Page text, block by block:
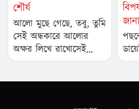
শৌর্য
আলো মুছে গেছে, তবু, তুমি
সেই অন্ধকারে আলোর
অক্ষর লিখে রাখোসেই
অক্ষরের নাম শৌর্য ও